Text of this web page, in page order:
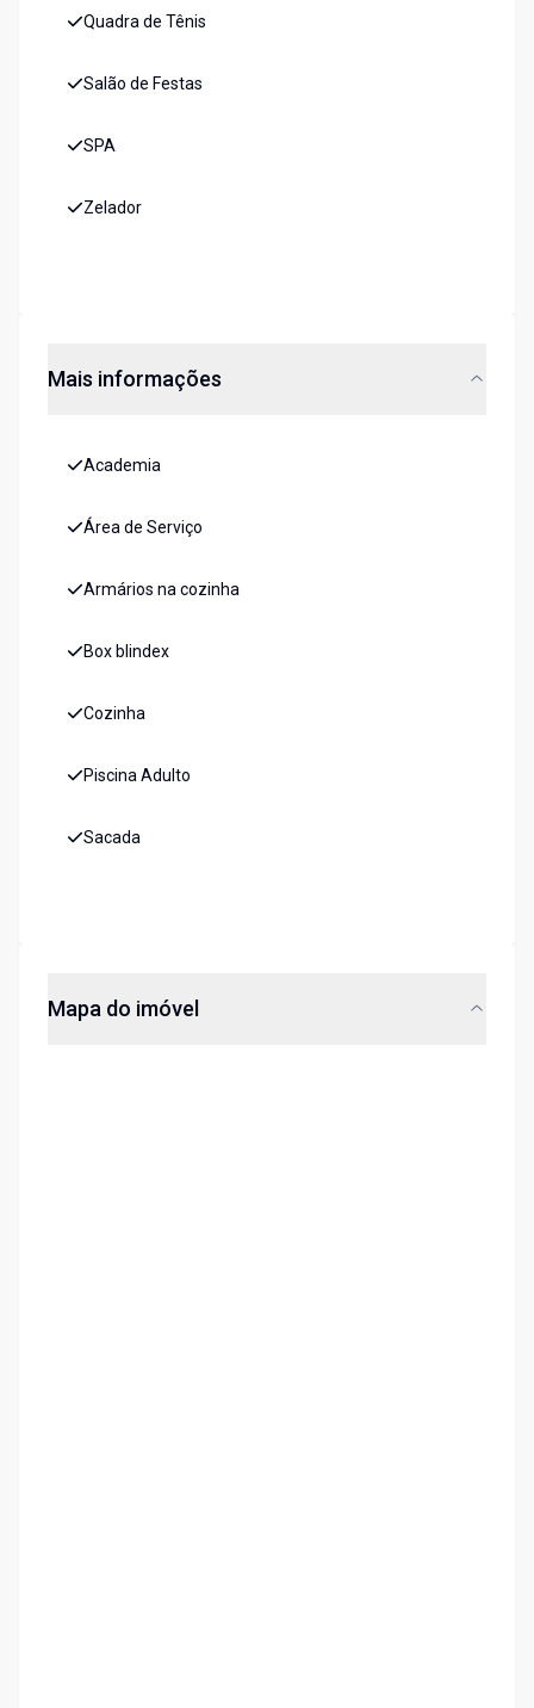
Quadra de Tênis
Salão de Festas
SPA
Zelador
Mais informações
Academia
Área de Serviço
Armários na cozinha
Box blindex
Cozinha
Piscina Adulto
Sacada
Mapa do imóvel